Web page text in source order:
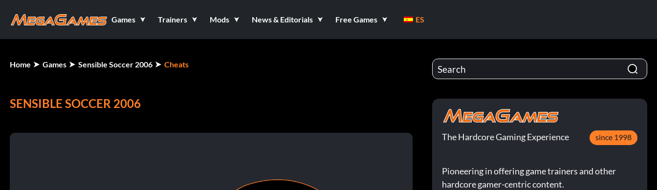
Games Trainers Mods News & Editorials Free Games ES
Home Games Sensible Soccer 2006 Cheats
SENSIBLE SOCCER 2006
The Hardcore Gaming Experience since 1998
Pioneering in offering game trainers and other
hardcore gamer-centric content.